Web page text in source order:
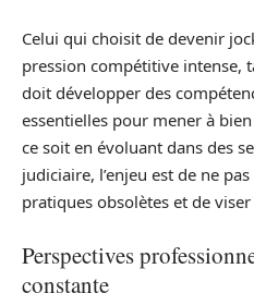
Celui qui choisit de devenir
pression compétitive intense,
doit développer des
essentielles pour mener à
ce soit en évoluant dans des
judiciaire, l’enjeu est de ne
pratiques obsolètes et de viser
Perspectives
constante